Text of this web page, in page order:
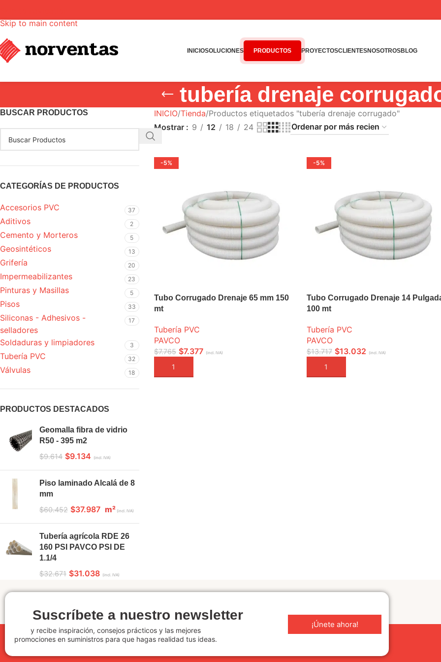
Skip to main content
INICIOSOLUCIONES PRODUCTOS PROYECTOSCLIENTESNOSOTROSBLOG
tubería drenaje
BUSCAR PRODUCTOS
CATEGORÍAS DE PRODUCTOS
Accesorios PVC 37
Aditivos 2
Cemento y Morteros 5
Geosintéticos 13
Grifería 20
Impermeabilizantes 23
Pinturas y Masillas 5
Pisos 33
Siliconas - Adhesivos -
selladores
17
Soldaduras y limpiadores 3
Tubería PVC 32
Válvulas 18
PRODUCTOS DESTACADOS
Geomalla fibra de vidrio
R50 - 395 m2
$9.614 $9.134 (incl. IVA)
Piso laminado Alcalá de 8
mm
$60.452 $37.987 m² (incl. IVA)
Tubería agrícola RDE 26
160 PSI PAVCO PSI DE
1.1/4
$32.671 $31.038 (incl. IVA)
INICIO Tienda Productos etiquetados "tubería drenaje corrugado"
Mostrar
9 12 18 24
-5%
Tubo Corrugado Drenaje 65 mm 150
mt
Tubería PVC
PAVCO
$7.765 $7.377 (incl. IVA)
AÑADIR A LA CESTA
-5%
Tubo Corrugado Drenaje 14
100 mt
Tubería PVC
PAVCO
$13.717 $13.032 (incl. IVA)
AÑADIR A LA CESTA
Suscríbete a nuestro newsletter
y recibe inspiración, consejos prácticos y las mejores
promociones en suministros para que hagas realidad tus ideas.
¡Únete ahora!